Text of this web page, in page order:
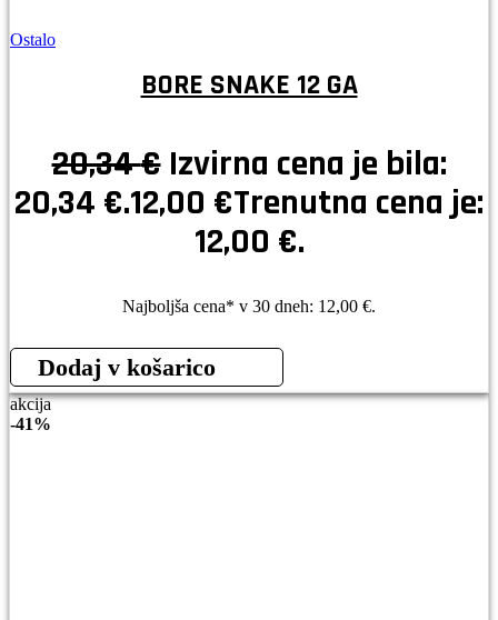
Ostalo
BORE SNAKE 12 GA
20,34€ Izvirna cena je bila:
20,34 €.12,00 €Trenutna cena je:
12,00 €.
Najboljša cena* v 30 dneh: 12,00 €.
Dodaj v košarico
akcija
-41%